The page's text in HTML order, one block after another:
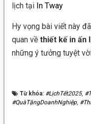
lịch tại In Tway
Hy vọng bài viết này
quan vềthiết kế in ấn
những ý tưởng tuyệt
Từ khóa: #LịchTết2025,
#QuàTặngDoanhNghiệp,